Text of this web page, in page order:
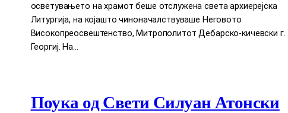
осветувањето на храмот беше отслужена света архиерејска
Литургија, на којашто чиноначалствуваше Неговото
Високопреосвештенство, Митрополитот Дебарско-кичевски г.
Георгиј. На…
Поука од Свети Силуан Атонски